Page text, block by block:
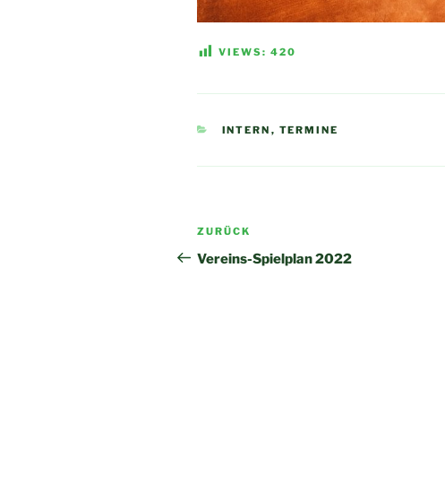
VIEWS: 420
KATEGORIEN
INTERN , TERMINE
Beitragsnavigation
Vorheriger
Beitrag
ZURÜCK
Vereins-Spielplan 2022